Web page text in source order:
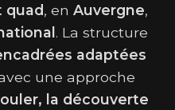
quad, en Auvergne,
. La structure
adaptées
une approche
la découverte